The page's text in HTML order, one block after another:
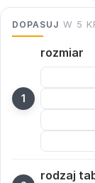
DOPASUJ W 5
rozmiar
rodzaj